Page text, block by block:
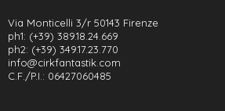
Via Monticelli 3/r 50143 Firenze
ph1: (+39) 389.18.24.669
ph2: (+39) 349.17.23.770
info@cirkfantastik.com
C.F./P.I.: 06427060485